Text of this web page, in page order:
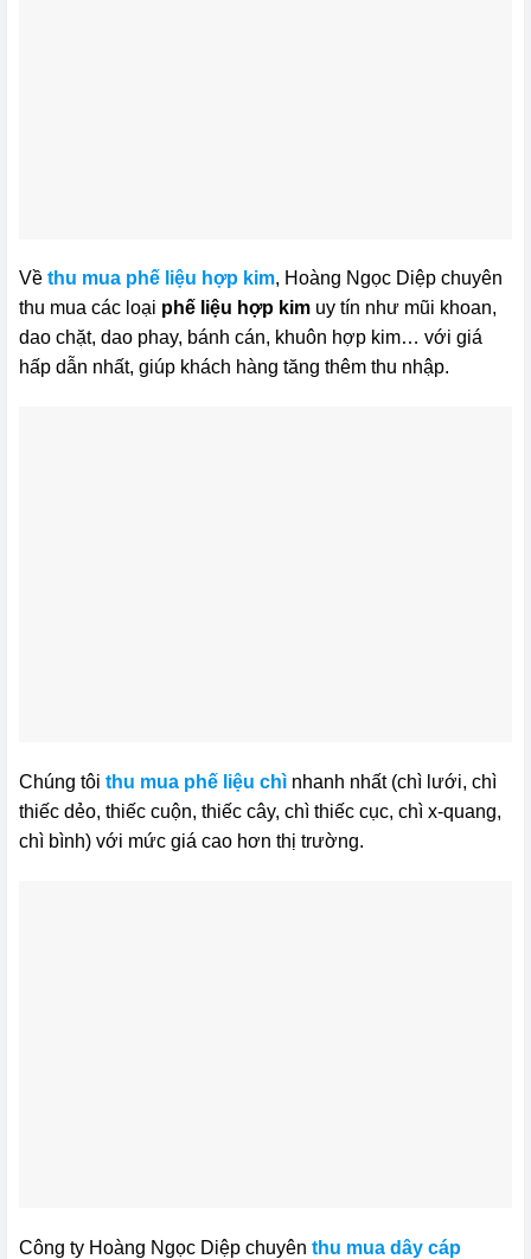
Về thu mua phế liệu hợp kim, Hoàng Ngọc Diệp chuyên
thu mua các loại phế liệu hợp kimuy tín như mũi khoan,
dao chặt, dao phay, bánh cán, khuôn hợp kim… với giá
hấp dẫn nhất, giúp khách hàng tăng thêm thu nhập.
Chúng tôi thu mua phế liệu chìnhanh nhất (chì lưới, chì
thiếc dẻo, thiếc cuộn, thiếc cây, chì thiếc cục, chì x-quang,
chì bình) với mức giá cao hơn thị trường.
Công ty Hoàng Ngọc Diệp chuyên thu mua dây cáp